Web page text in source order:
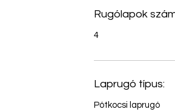
Rugólapok
4
Laprugó típus:
Pótkocsi laprugó